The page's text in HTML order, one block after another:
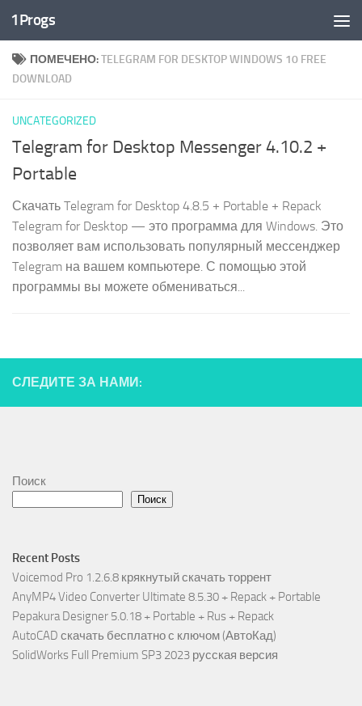
Перейти к содержимому
1Progs
ПОМЕЧЕНО:TELEGRAM FOR DESKTOP WINDOWS 10 FREE
DOWNLOAD
UNCATEGORIZED
Telegram for Desktop Messenger 4.10.2 +
Portable
Скачать Telegram for Desktop 4.8.5 + Portable + Repack
Telegram for Desktop — это программа для Windows. Это
позволяет вам использовать популярный мессенджер
Telegram на вашем компьютере. С помощью этой
программы вы можете обмениваться...
СЛЕДИТЕ ЗА НАМИ:
Поиск
Поиск
Recent Posts
Voicemod Pro 1.2.6.8 крякнутый скачать торрент
AnyMP4 Video Converter Ultimate 8.5.30 + Repack + Portable
Pepakura Designer 5.0.18 + Portable + Rus + Repack
AutoCAD скачать бесплатно с ключом (АвтоКад)
SolidWorks Full Premium SP3 2023 русская версия